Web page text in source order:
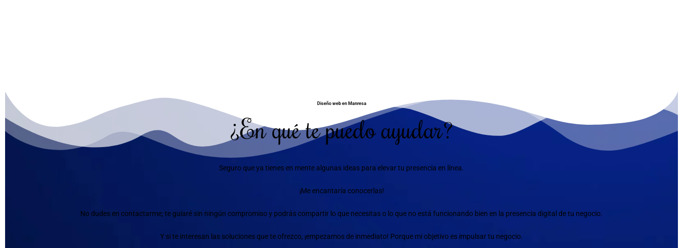
Diseño web en Manresa
¿En qué te puedo ayudar?
Seguro que ya tienes en mente algunas ideas para elevar tu presencia en línea.
¡Me encantaría conocerlas!
No dudes en contactarme; te guiaré sin ningún compromiso y podrás compartir lo que necesitas o lo que no está funcionando bien en la presencia digital de tu negocio.
Y si te interesan las soluciones que te ofrezco, ¡empezamos de inmediato! Porque mi objetivo es impulsar tu negocio.